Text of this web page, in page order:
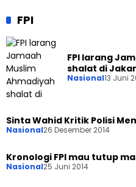
FPI
FPI larang
shalat di
Nasional13 Juni
Sinta Wahid Kritik Polisi
Nasional26 Desember 2014
Kronologi FPI mau tutup
Nasional25 Juni 2014